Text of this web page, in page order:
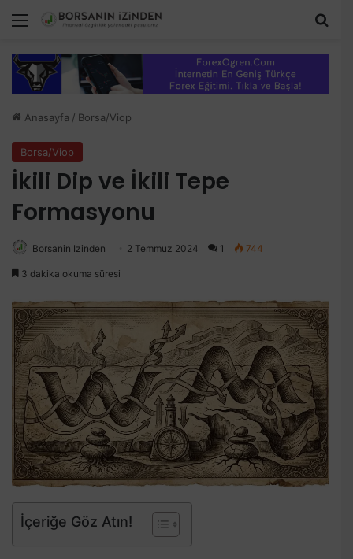
Menü
Anasayfa / Borsa/Viop
Borsa/Viop
İkili Dip ve İkili Tepe
Formasyonu
Borsanin Izinden 2 Temmuz 2024 1 744
3 dakika okuma süresi
İçeriğe Göz Atın!